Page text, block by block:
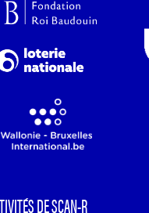
DE SCAN-R